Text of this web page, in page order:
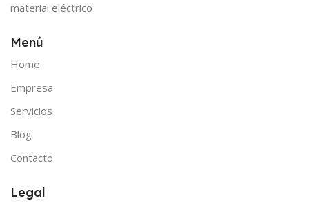
material eléctrico
Menú
Home
Empresa
Servicios
Blog
Contacto
Legal